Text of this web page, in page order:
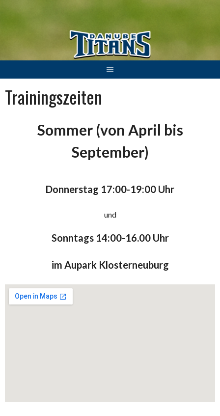
Trainingszeiten
Sommer (von April bis
September)
Donnerstag 17:00-19:00 Uhr
und
Sonntags 14:00-16.00 Uhr
im Aupark Klosterneuburg